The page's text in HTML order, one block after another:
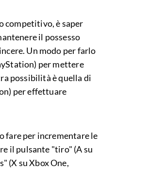
competitivo, è saper
il possesso
Un modo per farlo
per mettere
possibilità è quella di
per effettuare
fare per incrementare le
il pulsante "tiro" (A su
(X su Xbox One,